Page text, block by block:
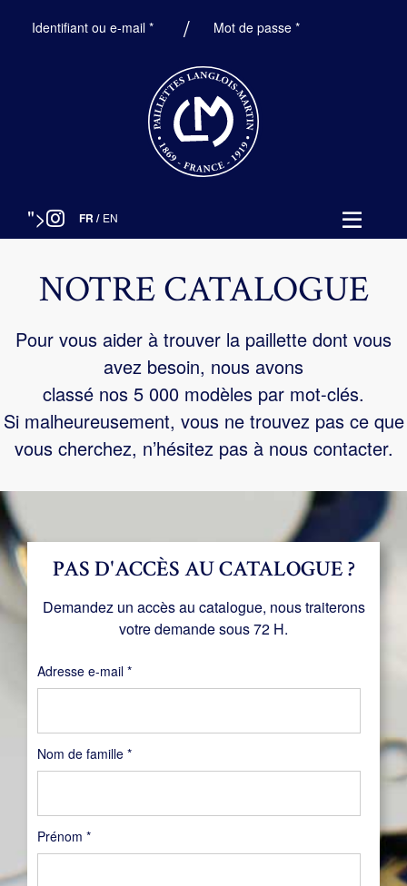
Identifiant ou e-mail *ObligatoireMot de passe*Obligatoire
"> FR / EN
NOTRE CATALOGUE
Pour vous aider à trouver la paillette dont vous
avez besoin, nous avons
classé nos 5 000 modèles par mot-clés.
Si malheureusement, vous ne trouvez pas ce que
vous cherchez, n’hésitez pas à nous contacter.
Nom de famille *
Prénom *
PAS D'ACCÈS AU CATALOGUE ?
Demandez un accès au catalogue, nous traiterons
votre demande sous 72 H.
Adresse e-mail *Obligatoire